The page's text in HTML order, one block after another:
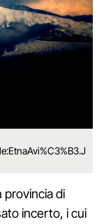
provincia di
incerto, i cui